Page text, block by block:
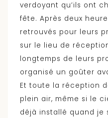
verdoyant qu’ils ont
fête. Après deux
retrouvés pour leurs
sur le lieu de
longtemps de leurs
organisé un goûter
Et toute la réception
plein air, même si le
déjà installé quand je